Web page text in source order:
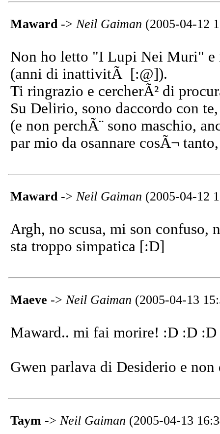
Maward-> Neil Gaiman (2005-04-12
Non ho letto "I Lupi Nei Muri" e
(anni di inattivitÃ [:@]).
Ti ringrazio e cercherÃ² di
Su Delirio, sono daccordo con
(e non perchÃ¨ sono maschio,
par mio da osannare cosÃ¬
Maward-> Neil Gaiman (2005-04-12
Argh, no scusa, mi son confuso,
sta troppo simpatica [:D]
Maeve -> Neil Gaiman (2005-04-13
Maward.. mi fai morire! :D :D :D
Gwen parlava di Desiderio e
Taym -> Neil Gaiman (2005-04-13